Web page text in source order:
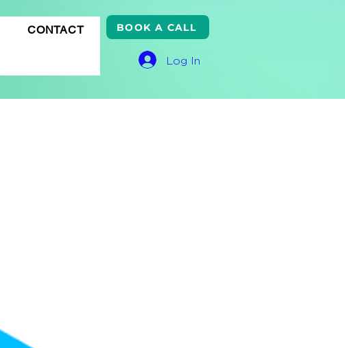
CONTACT BOOK A CALL
Log In